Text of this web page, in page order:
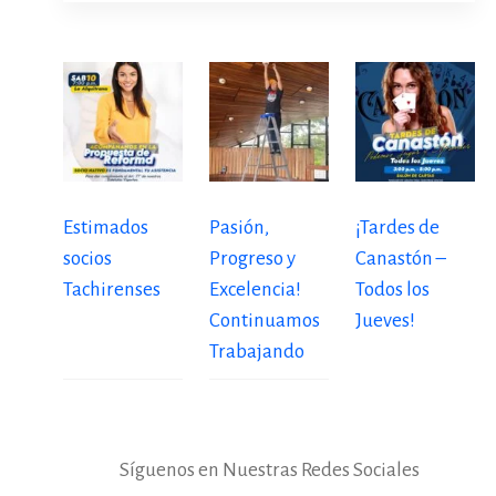
Estimados
socios
Tachirenses
Pasión,
Progreso y
Excelencia!
Continuamos
Trabajando
¡Tardes de
Canastón –
Todos los
Jueves!
Síguenos en Nuestras Redes Sociales